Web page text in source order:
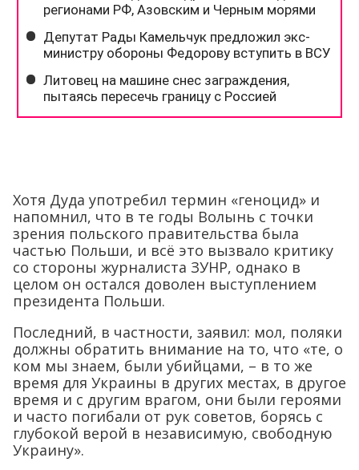
Хотя Дуда употребил термин «геноцид» и
напомнил, что в те годы Волынь с точки
зрения польского правительства была
частью Польши, и всё это вызвало критику
со стороны журналиста ЗУНР, однако в
целом он остался доволен выступлением
президента Польши.
Последний, в частности, заявил: мол, поляки
должны обратить внимание на то, что «те, о
ком мы знаем, были убийцами, – в то же
время для Украины в других местах, в другое
время и с другим врагом, они были героями
и часто погибали от рук советов, борясь с
глубокой верой в независимую, свободную
Украину».